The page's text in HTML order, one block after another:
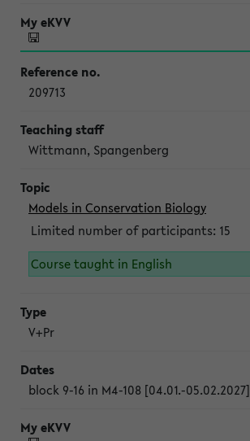
209713
Wittmann, Spangenberg
Models in Conservation Biology
Limited number of participants: 15
Course taught in English
V+Pr
block 9-16 in M4-108 [04.01.-05.02.2027]